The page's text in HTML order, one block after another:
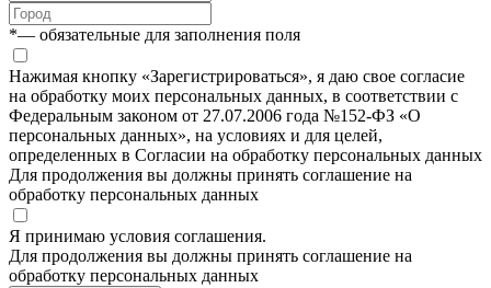
*— обязательные для заполнения поля
Нажимая кнопку «Зарегистрироваться», я даю свое согласие
на обработку моих персональных данных, в соответствии с
Федеральным законом от 27.07.2006 года №152-ФЗ «О
персональных данных», на условиях и для целей,
определенных в Согласии на обработку персональных данных
Для продолжения вы должны принять соглашение на
обработку персональных данных
Я принимаю условия соглашения.
Для продолжения вы должны принять соглашение на
обработку персональных данных